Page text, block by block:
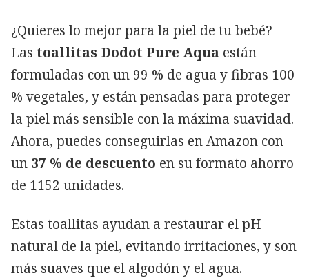
¿Quieres lo mejor para la piel de tu bebé?
Las toallitas Dodot Pure Aqua están
formuladas con un 99 % de agua y fibras 100
% vegetales, y están pensadas para proteger
la piel más sensible con la máxima suavidad.
Ahora, puedes conseguirlas en Amazon con
un 37 % de descuento en su formato ahorro
de 1152 unidades.
Estas toallitas ayudan a restaurar el pH
natural de la piel, evitando irritaciones, y son
más suaves que el algodón y el agua.